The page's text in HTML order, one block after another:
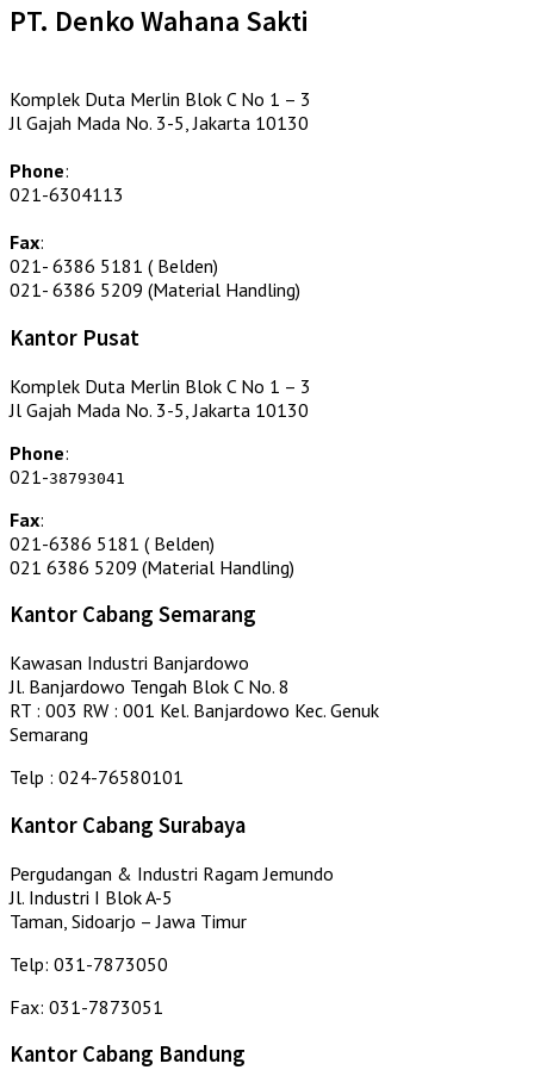
PT. Denko Wahana Sakti
Komplek Duta Merlin Blok C No 1 – 3
Jl Gajah Mada No. 3-5, Jakarta 10130
Phone:
021-6304113
Fax:
021- 6386 5181 ( Belden)
021- 6386 5209 (Material Handling)
Kantor Pusat
Komplek Duta Merlin Blok C No 1 – 3
Jl Gajah Mada No. 3-5, Jakarta 10130
Phone:
021-38793041
Fax:
021-6386 5181 ( Belden)
021 6386 5209 (Material Handling)
Kantor Cabang Semarang
Kawasan Industri Banjardowo
Jl. Banjardowo Tengah Blok C No. 8
RT : 003 RW : 001 Kel. Banjardowo Kec. Genuk
Semarang
Telp : 024-76580101
Kantor Cabang Surabaya
Pergudangan & Industri Ragam Jemundo
Jl. Industri I Blok A-5
Taman, Sidoarjo – Jawa Timur
Telp: 031-7873050
Fax: 031-7873051
Kantor Cabang Bandung